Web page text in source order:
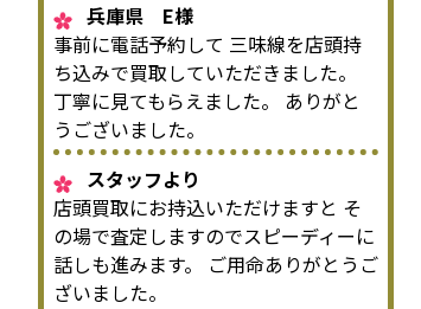
兵庫県 E様
事前に電話予約して 三味線を店頭持
ち込みで買取していただきました。
丁寧に見てもらえました。 ありがと
うございました。
スタッフより
店頭買取にお持込いただけますと そ
の場で査定しますのでスピーディーに
話しも進みます。 ご用命ありがとうご
ざいました。